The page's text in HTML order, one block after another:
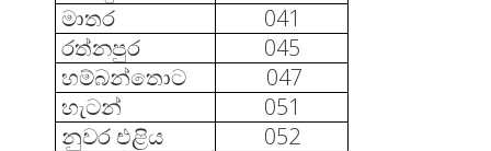
මාතර
041
රත්නපුර
045
හම්බන්තොට
047
හැටන්
051
නුවර එළිය
052